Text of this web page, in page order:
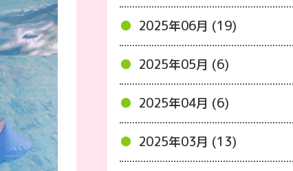
2025年06月 (19)
2025年05月 (6)
2025年04月 (6)
2025年03月 (13)